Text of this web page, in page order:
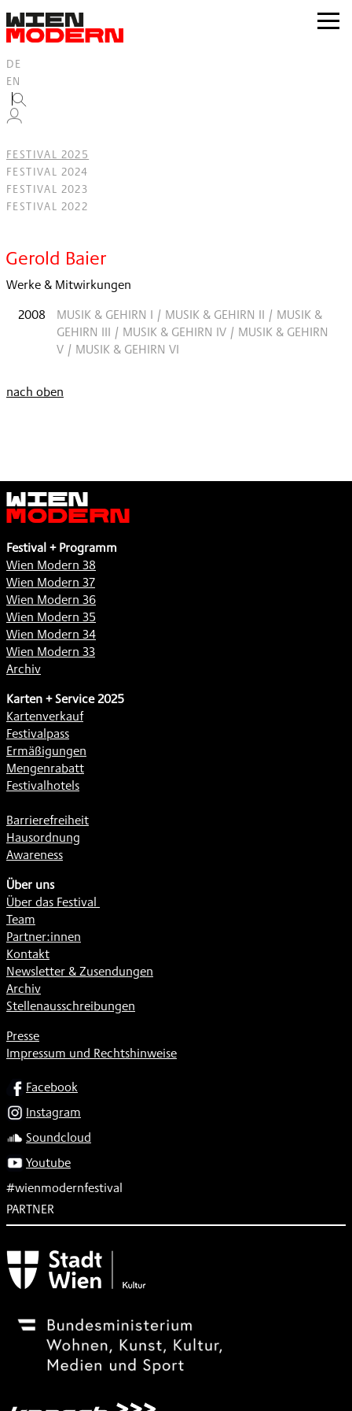
springen
zur
DE
EN
FESTIVAL 2025
FESTIVAL 2024
FESTIVAL 2023
FESTIVAL 2022
Gerold Baier
Werke & Mitwirkungen
2008
MUSIK & GEHIRN I / MUSIK & GEHIRN II / MUSIK &
GEHIRN III / MUSIK & GEHIRN IV / MUSIK & GEHIRN
V / MUSIK & GEHIRN VI
nach oben
Wien
Modern
Festival + Programm
Wien Modern 38
Wien Modern 37
Wien Modern 36
Wien Modern 35
Wien Modern 34
Wien Modern 33
Archiv
Karten + Service 2025
Kartenverkauf
Festivalpass
Ermäßigungen
Mengenrabatt
Festivalhotels
Barrierefreiheit
Hausordnung
Awareness
Über uns
Über das Festival
Team
Partner:innen
Kontakt
Newsletter & Zusendungen
Archiv
Stellenausschreibungen
Presse
Impressum und Rechtshinweise
SOCIALFacebook
Instagram
Soundcloud
Youtube
#wienmodernfestival
PARTNER
Subventionsgeber